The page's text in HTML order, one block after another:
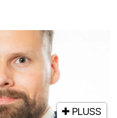
PLUSS